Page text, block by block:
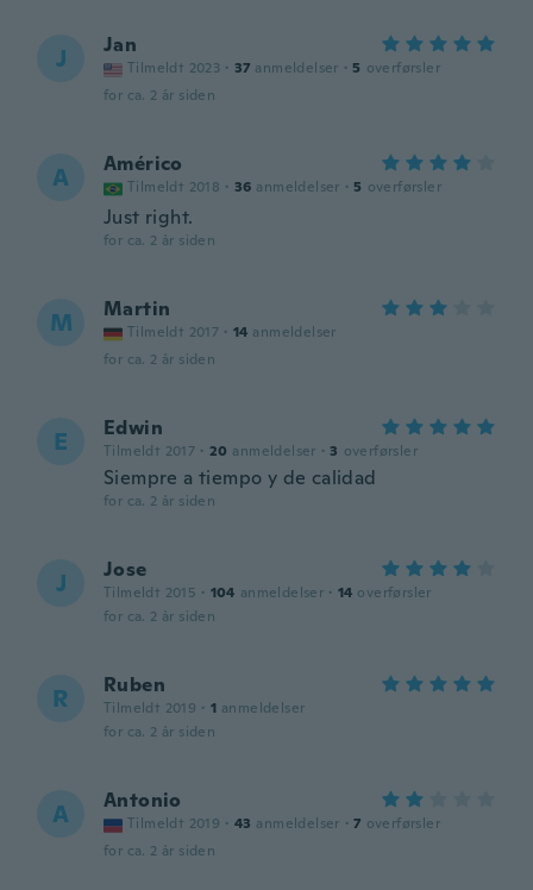
J Jan
Tilmeldt 2023 · 37 anmeldelser · 5 overførsler
for ca. 2 år siden
A Américo
Tilmeldt 2018 · 36 anmeldelser · 5 overførsler
Just right.
for ca. 2 år siden
M Martin
Tilmeldt 2017 · 14 anmeldelser
for ca. 2 år siden
E Edwin
Tilmeldt 2017 · 20 anmeldelser · 3 overførsler
Siempre a tiempo y de calidad
for ca. 2 år siden
J Jose
Tilmeldt 2015 · 104 anmeldelser · 14 overførsler
for ca. 2 år siden
R Ruben
Tilmeldt 2019 · 1 anmeldelser
for ca. 2 år siden
A Antonio
Tilmeldt 2019 · 43 anmeldelser · 7 overførsler
for ca. 2 år siden